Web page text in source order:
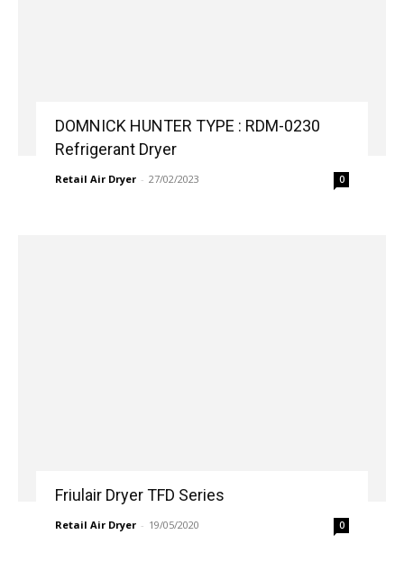
DOMNICK HUNTER TYPE : RDM-0230
Refrigerant Dryer
Retail Air Dryer - 27/02/2023 0
Friulair Dryer TFD Series
Retail Air Dryer - 19/05/2020 0